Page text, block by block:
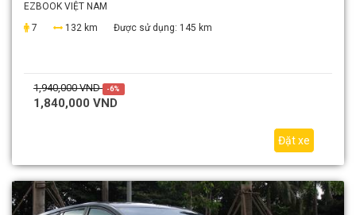
EZBOOK VIỆT NAM
7
132 km Được sử dụng: 145 km
1,940,000 VND -6%
1,840,000 VND
Đặt xe